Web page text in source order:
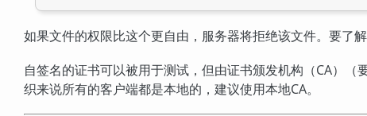
如果文件的权限比这个更自由，服务器将拒绝该文件。要了
自签名的证书可以被用于测试，但由证书颁发机构（CA）（
织来说所有的客户端都是本地的，建议使用本地CA。